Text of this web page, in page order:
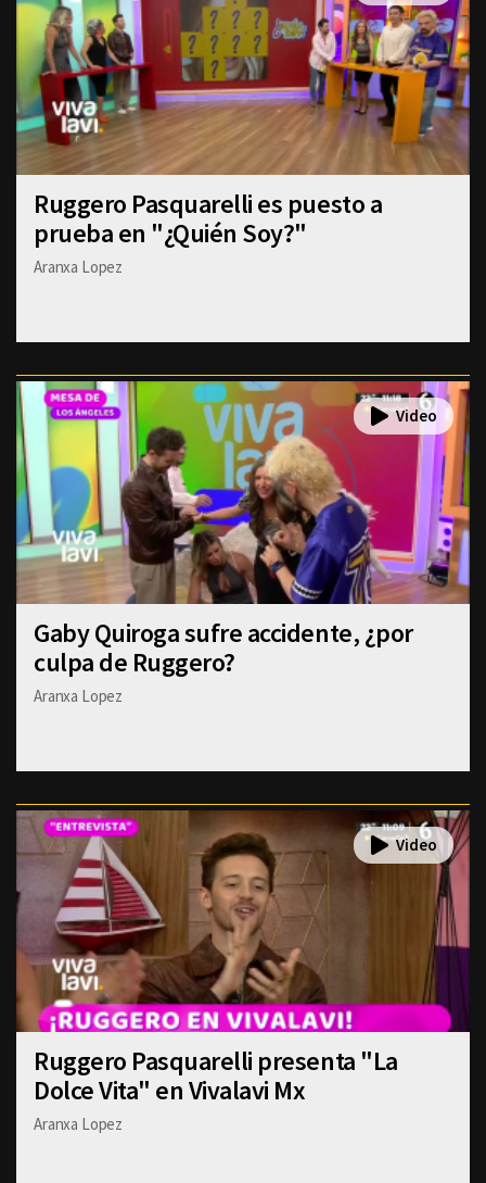
Ruggero Pasquarelli es puesto a
prueba en "¿Quién Soy?"
Aranxa Lopez
Gaby Quiroga sufre accidente, ¿por
culpa de Ruggero?
Aranxa Lopez
Ruggero Pasquarelli presenta "La
Dolce Vita" en Vivalavi Mx
Aranxa Lopez